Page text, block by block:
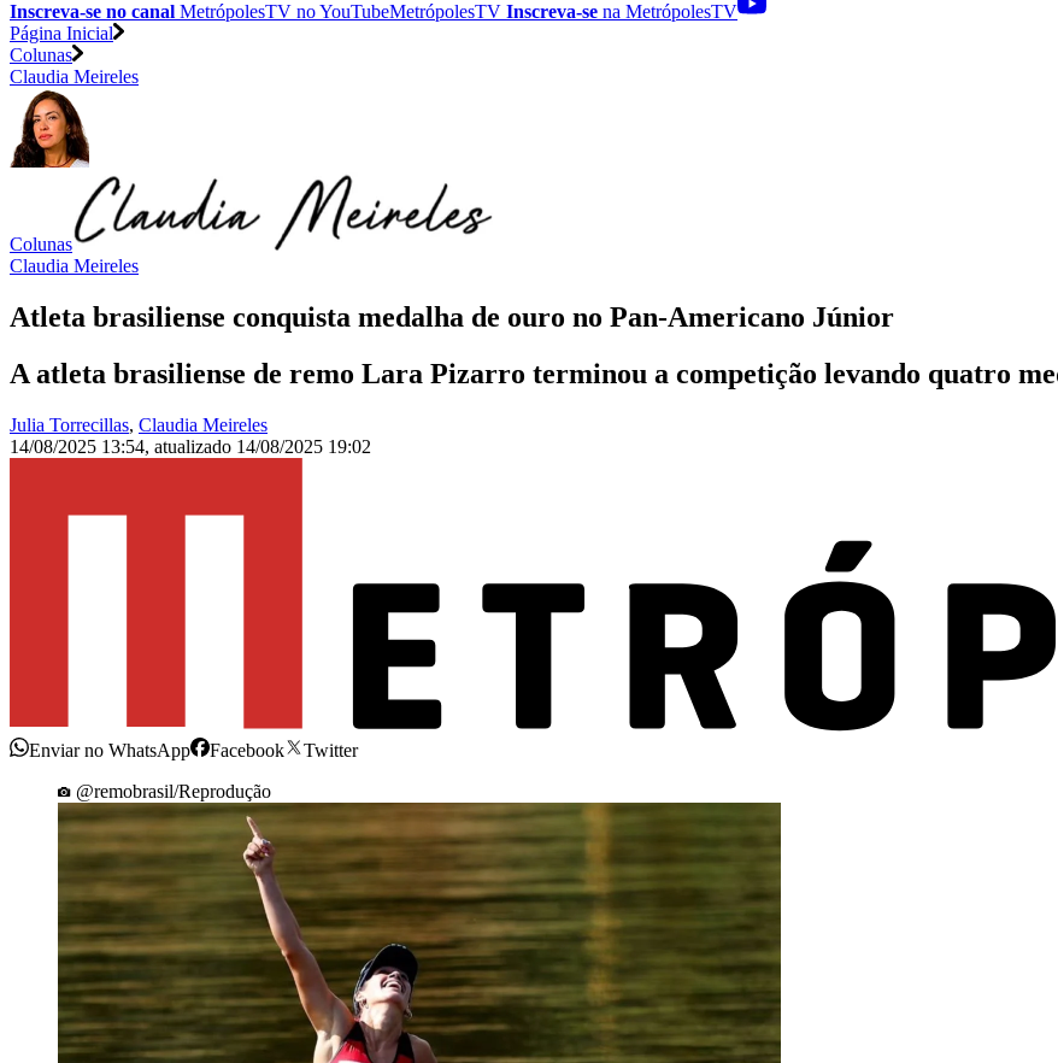
Inscreva-se no canal MetrópolesTV noYouTubeMetrópolesTV Inscreva-se na MetrópolesTV
Página Inicial
Colunas
Claudia Meireles
Colunas
Claudia Meireles
Atleta brasiliense conquista medalha de ouro no Pan-Americano Júnior
A atleta brasiliense de remo Lara Pizarro terminou a competição levando quatro
Julia Torrecillas, Claudia Meireles
14/08/2025 13:54, atualizado 14/08/2025 19:02
Enviar no WhatsApp Facebook
Twitter
@remobrasil/Reprodução